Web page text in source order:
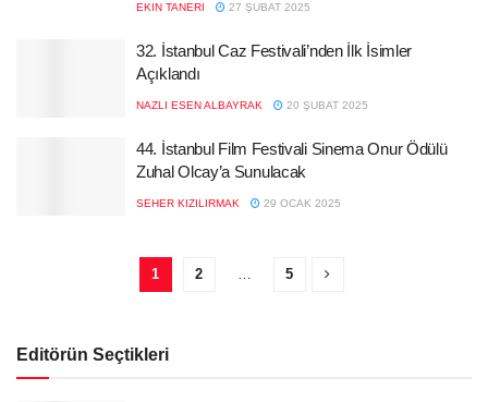
EKIN TANERI 27 ŞUBAT 2025
32. İstanbul Caz Festivali’nden İlk İsimler
Açıklandı
NAZLI ESEN ALBAYRAK 20 ŞUBAT 2025
44. İstanbul Film Festivali Sinema Onur Ödülü
Zuhal Olcay’a Sunulacak
SEHER KIZILIRMAK 29 OCAK 2025
1 2 … 5
Editörün Seçtikleri